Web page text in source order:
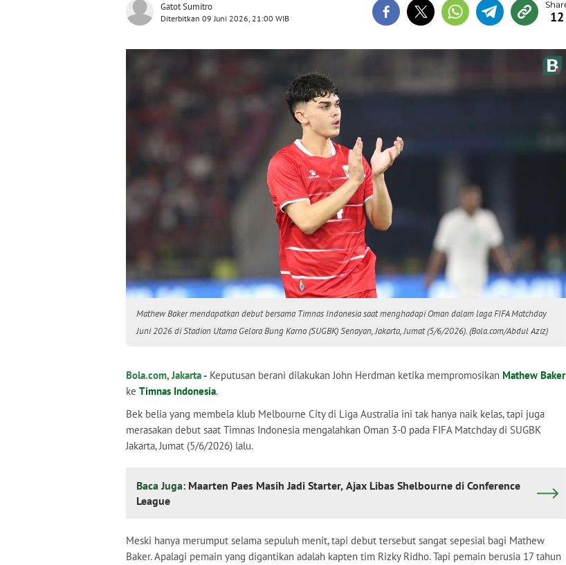
Gatot Sumitro
Diterbitkan 09 Juni 2026, 21:00 WIB 12
Mathew Baker mendapatkan debut bersama Timnas Indonesia saat menghadapi Oman dalam laga FIFA Matchday
Juni 2026 di Stadion Utama Gelora Bung Karno (SUGBK) Senayan, Jakarta, Jumat (5/6/2026). (Bola.com/Abdul Aziz)
Bola.com, Jakarta - Keputusan berani dilakukan John Herdman ketika mempromosikan Mathew Baker
ke Timnas Indonesia.
Bek belia yang membela klub Melbourne City di Liga Australia ini tak hanya naik kelas, tapi juga
merasakan debut saat Timnas Indonesia mengalahkan Oman 3-0 pada FIFA Matchday di SUGBK
Jakarta, Jumat (5/6/2026) lalu.
Baca Juga: Maarten Paes Masih Jadi Starter, Ajax Libas Shelbourne di Conference
League
Meski hanya merumput selama sepuluh menit, tapi debut tersebut sangat sepesial bagi Mathew
Baker. Apalagi pemain yang digantikan adalah kapten tim Rizky Ridho. Tapi pemain berusia 17 tahun